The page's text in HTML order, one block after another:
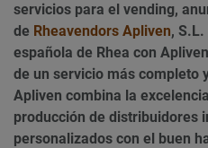
servicios para el vending,
de Rheavendors Apliven,
española de Rhea con
de un servicio más completo
Apliven combina la
producción de distribuidores
personalizados con el buen